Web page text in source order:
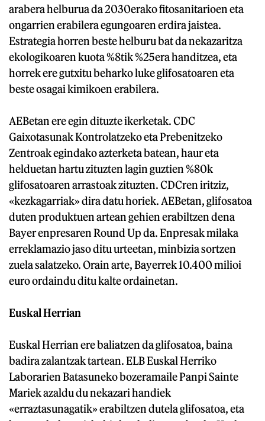
arabera helburua da 2030erako fitosanitarioen eta
ongarrien erabilera egungoaren erdira jaistea.
Estrategia horren beste helburu bat da nekazaritza
ekologikoaren kuota %8tik %25era handitzea, eta
horrek ere gutxitu beharko luke glifosatoaren eta
beste osagai kimikoen erabilera.
AEBetan ere egin dituzte ikerketak. CDC
Gaixotasunak Kontrolatzeko eta Prebenitzeko
Zentroak egindako azterketa batean, haur eta
helduetan hartu zituzten lagin guztien %80k
glifosatoaren arrastoak zituzten. CDCren iritziz,
«kezkagarriak» dira datu horiek. AEBetan, glifosatoa
duten produktuen artean gehien erabiltzen dena
Bayer enpresaren Round Up da. Enpresak milaka
erreklamazio jaso ditu urteetan, minbizia sortzen
zuela salatzeko. Orain arte, Bayerrek 10.400 milioi
euro ordaindu ditu kalte ordainetan.
Euskal Herrian
Euskal Herrian ere baliatzen da glifosatoa, baina
badira zalantzak tartean. ELB Euskal Herriko
Laborarien Batasuneko bozeramaile Panpi Sainte
Mariek azaldu du nekazari handiek
«erraztasunagatik» erabiltzen dutela glifosatoa, eta